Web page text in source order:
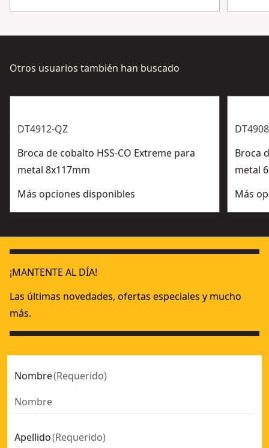
Aplicación - ideal para metales más duros como
Otros usuarios también han buscado
DT4912-QZ
Broca de cobalto HSS-CO Extreme para
metal 8x117mm
Más opciones disponibles
Broca
metal
Más
¡MANTENTE AL DÍA!
Las últimas novedades, ofertas especiales y mucho
más.
Nombre(Requerido)
Apellido(Requerido)